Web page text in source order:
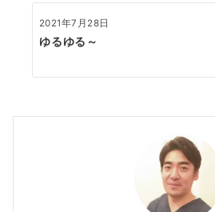
2021年7月28日
ゆるゆる～